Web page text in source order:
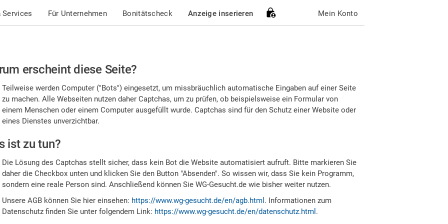
Services Für Unternehmen Bonitätscheck Anzeige inserieren Mein Konto
erscheint diese Seite?
Teilweise werden Computer ("Bots") eingesetzt, um missbräuchlich automatische Eingaben auf einer Seite
zu machen. Alle Webseiten nutzen daher Captchas, um zu prüfen, ob beispielsweise ein Formular von
einem Menschen oder einem Computer ausgefüllt wurde. Captchas sind für den Schutz einer Website oder
eines Dienstes unverzichtbar.
ist zu tun?
Die Lösung des Captchas stellt sicher, dass kein Bot die Website automatisiert aufruft. Bitte markieren Sie
daher die Checkbox unten und klicken Sie den Button "Absenden". So wissen wir, dass Sie kein Programm,
sondern eine reale Person sind. Anschließend können Sie WG-Gesucht.de wie bisher weiter nutzen.
Unsere AGB können Sie hier einsehen: https://www.wg-gesucht.de/en/agb.html . Informationen zum
Datenschutz finden Sie unter folgendem Link: https://www.wg-gesucht.de/en/datenschutz.html .